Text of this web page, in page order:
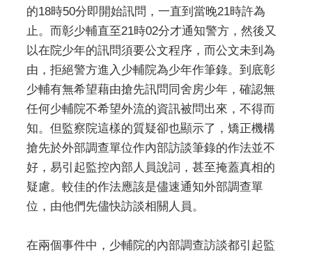
的18時50分即開始訊問，一直到當晚21時許為
止。而彰少輔直至21時02分才通知警方，然後又
以在院少年的訊問須要公文程序，而公文未到為
由，拒絕警方進入少輔院為少年作筆錄。到底彰
少輔有無希望藉由搶先訊問同舍房少年，確認無
任何少輔院不希望外流的資訊被問出來，不得而
知。但監察院這樣的質疑卻也顯示了，矯正機構
搶先於外部調查單位作內部訪談筆錄的作法並不
好，易引起監控內部人員說詞，甚至掩蓋真相的
疑慮。較佳的作法應該是儘速通知外部調查單
位，由他們先儘快訪談相關人員。
在兩個事件中，少輔院的內部調查訪談都引起監